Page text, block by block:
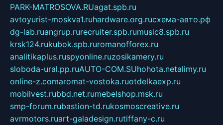
PARK-MATROSOVA.RUagat.spb.ru
avtoyurist-moskva1.ruhardware.org.ruсхема-авто.рф
dg-lab.ruangrup.rurecruiter.spb.rumusic8.spb.ru
krsk124.rukubok.spb.ruromanofforex.ru
analitikaplus.ruspyonline.ruzosikamery.ru
sloboda-ural.pp.ruAUTO-COM.SUhohota.netalimy.ru
online-z.comaromat-vostoka.ruotdelkaexp.ru
mobilvest.rubbd.net.rumebelshop.msk.ru
smp-forum.rubastion-td.rukosmoscreative.ru
avrmotors.ruart-galadesign.rutiffany-c.ru